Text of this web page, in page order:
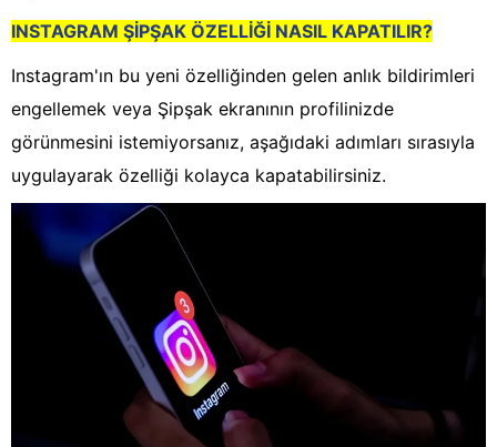
INSTAGRAM ŞİPŞAK ÖZELLİĞİ NASIL KAPATILIR?
Instagram'ın bu yeni özelliğinden gelen anlık bildirimleri
engellemek veya Şipşak ekranının profilinizde
görünmesini istemiyorsanız, aşağıdaki adımları sırasıyla
uygulayarak özelliği kolayca kapatabilirsiniz.